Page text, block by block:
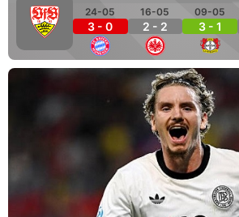
24-05
3 - 0
16-05
2 - 2
09-05
3 - 1